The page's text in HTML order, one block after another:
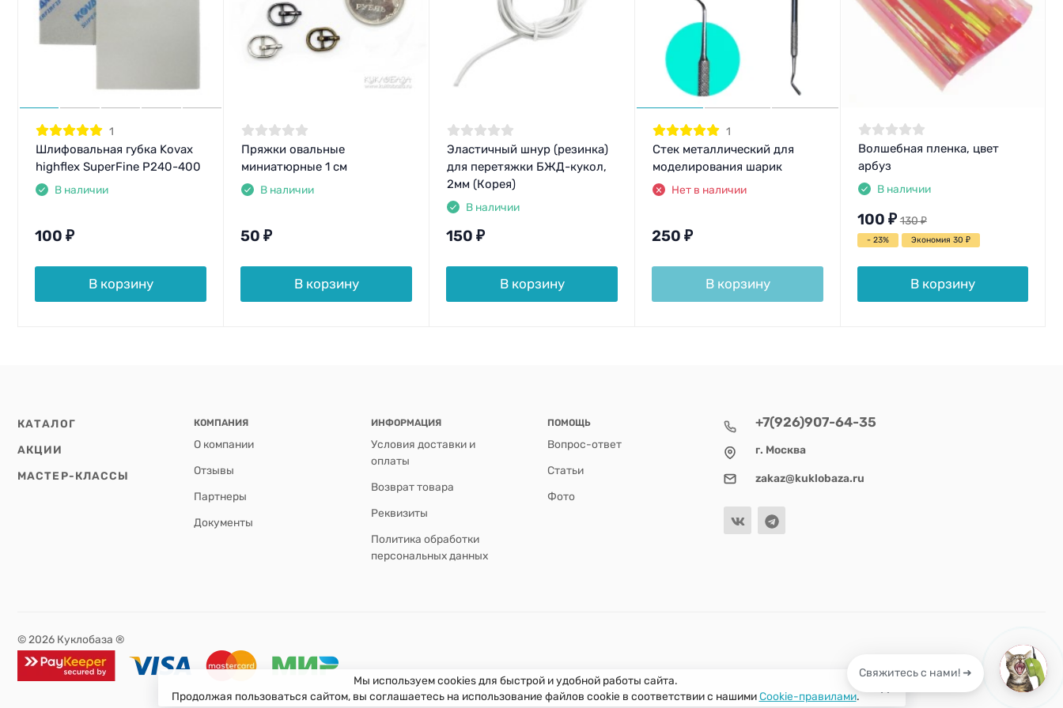
1
Шлифовальная губка Kovax
highflex SuperFine P240-400
В наличии
100 ₽
В корзину
Пряжки овальные
миниатюрные 1 см
В наличии
50 ₽
В корзину
Эластичный шнур (резинка)
для перетяжки БЖД-кукол,
2мм (Корея)
В наличии
150 ₽
В корзину
1
Стек металлический для
моделирования шарик
Нет в наличии
250 ₽
В корзину
Волшебная пленка, цвет
арбуз
В наличии
100 ₽ 130₽
- 23% Экономия 30 ₽
В корзину
КАТАЛОГ
АКЦИИ
МАСТЕР-КЛАССЫ
КОМПАНИЯ
О компании
Отзывы
Партнеры
Документы
ИНФОРМАЦИЯ
Условия доставки и
оплаты
Возврат товара
Реквизиты
Политика обработки
персональных данных
ПОМОЩЬ
Вопрос-ответ
Статьи
Фото
+7(926)907-64-35
г. Москва
zakaz@kuklobaza.ru
© 2026 Куклобаза ®
Мы используем cookies для быстрой и удобной работы сайта.
Продолжая пользоваться сайтом, вы соглашаетесь на использование файлов cookie в соответствии с нашимиCookie-правилами.
Свяжитесь с нами! ➜